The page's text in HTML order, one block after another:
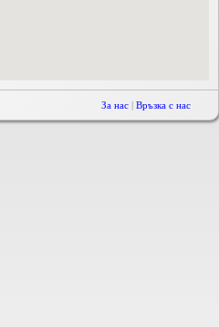
За нас | Връзка с нас